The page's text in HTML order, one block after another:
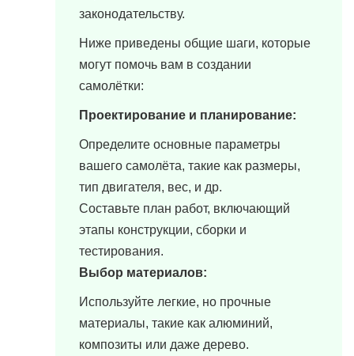
законодательству.
Ниже приведены общие шаги, которые
могут помочь вам в создании
самолётки:
Проектирование и планирование:
Определите основные параметры
вашего самолёта, такие как размеры,
тип двигателя, вес, и др.
Составьте план работ, включающий
этапы конструкции, сборки и
тестирования.
Выбор материалов:
Используйте легкие, но прочные
материалы, такие как алюминий,
композиты или даже дерево.